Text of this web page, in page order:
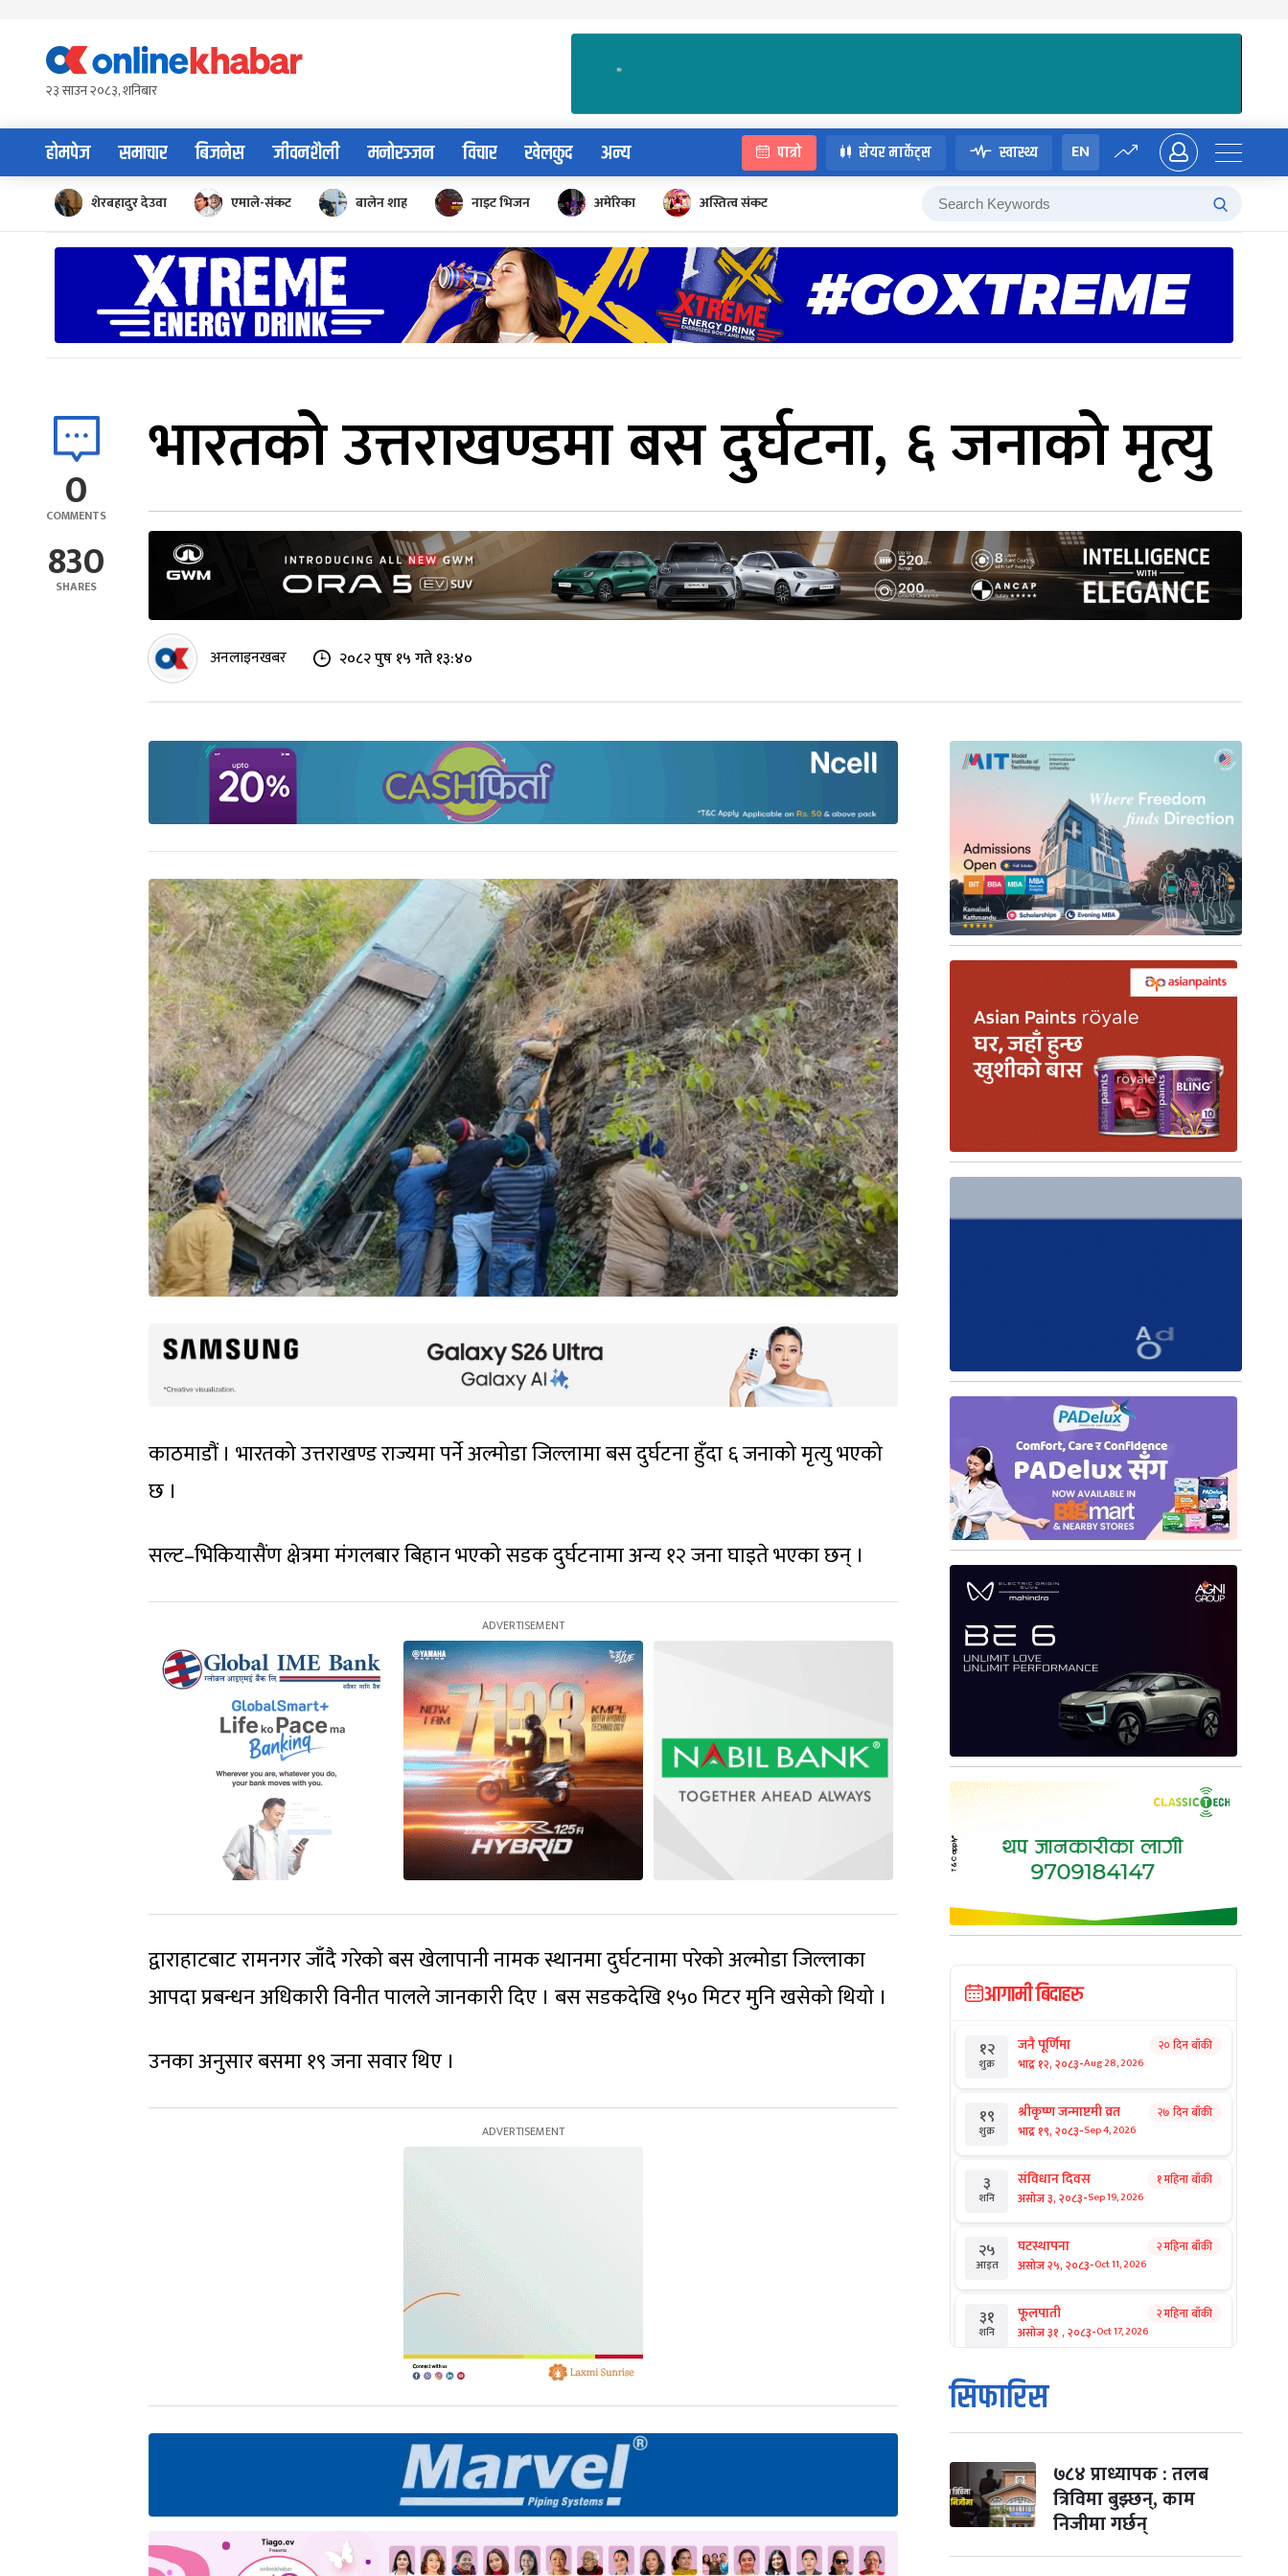
content२३ साउन २०८३, शनिबार
होमपेज समाचार बिजनेस जीवनशैली मनोरञ्जन विचार खेलकुद अन्य पात्रो सेयर मार्केट्स स्वास्थ्य EN
शेरबहादुर देउवा एमाले-संकट बालेन शाह नाइट भिजन अमेरिका अस्तित्व संकट
0
COMMENTS
830
SHARES
भारतको उत्तराखण्डमा बस दुर्घटना, ६ जनाको मृत्यु
अनलाइनखबर २०८२ पुष १५ गते १३:४०
काठमाडौं । भारतको उत्तराखण्ड राज्यमा पर्ने अल्मोडा जिल्लामा बस दुर्घटना हुँदा ६ जनाको मृत्यु भएको
छ ।
सल्ट–भिकियासैंण क्षेत्रमा मंगलबार बिहान भएको सडक दुर्घटनामा अन्य १२ जना घाइते भएका छन् ।
द्वाराहाटबाट रामनगर जाँदै गरेको बस खेलापानी नामक स्थानमा दुर्घटनामा परेको अल्मोडा जिल्लाका
आपदा प्रबन्धन अधिकारी विनीत पालले जानकारी दिए । बस सडकदेखि १५० मिटर मुनि खसेको थियो ।
उनका अनुसार बसमा १९ जना सवार थिए ।
आगामी बिदाहरु
१२
शुक्र
जनै पूर्णिमा
भाद्र १२, २०८३-Aug 28, 2026
२० दिन बाँकी
१९
शुक्र
श्रीकृष्ण जन्माष्टमी व्रत
भाद्र १९, २०८३-Sep 4, 2026
२७ दिन बाँकी
३
शनि
संविधान दिवस
असोज ३, २०८३-Sep 19, 2026
१ महिना बाँकी
२५
आइत
घटस्थापना
असोज २५, २०८३-Oct 11, 2026
२ महिना बाँकी
३१
शनि
फूलपाती
असोज ३१ , २०८३-Oct 17, 2026
२ महिना बाँकी
१
आइत
कार्तिक सङ्क्रान्ति
कार्तिक १, २०८३
मंगल कार्तिक ३, २०८३ -Oct 20, 2026
४ विजयादशमी
कार्तिक ४, २०८३-Oct 21, 2026
सिफारिस
७८४ प्राध्यापक : तलब
त्रिविमा बुझ्छन्, काम
निजीमा गर्छन्